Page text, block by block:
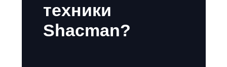
техники
Shacman?